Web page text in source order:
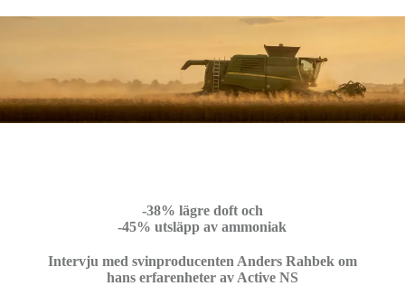
-38% lägre doft och
-45% utsläpp av ammoniak
Intervju med svinproducenten Anders Rahbek om
hans erfarenheter av Active NS